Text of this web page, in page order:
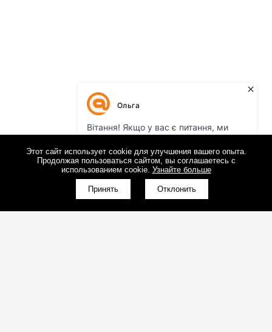
Этот сайт использует cookie для улучшения вашего опыта.
Продолжая пользоваться сайтом, вы соглашаетесь с
использованием cookie. Узнайте больше
Принять Отклонить